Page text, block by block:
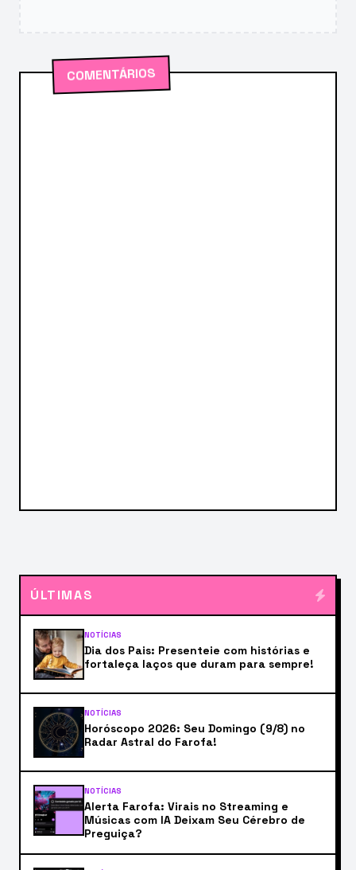
COMENTÁRIOS
ÚLTIMAS
NOTÍCIAS
Dia dos Pais: Presenteie com histórias e
fortaleça laços que duram para sempre!
NOTÍCIAS
Horóscopo 2026: Seu Domingo (9/8) no
Radar Astral do Farofa!
NOTÍCIAS
Alerta Farofa: Virais no Streaming e
Músicas com IA Deixam Seu Cérebro de
Preguiça?